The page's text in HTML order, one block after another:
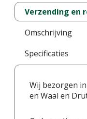
Verzending en
Omschrijving
Specificaties
Wij bezorgen
en Waal en